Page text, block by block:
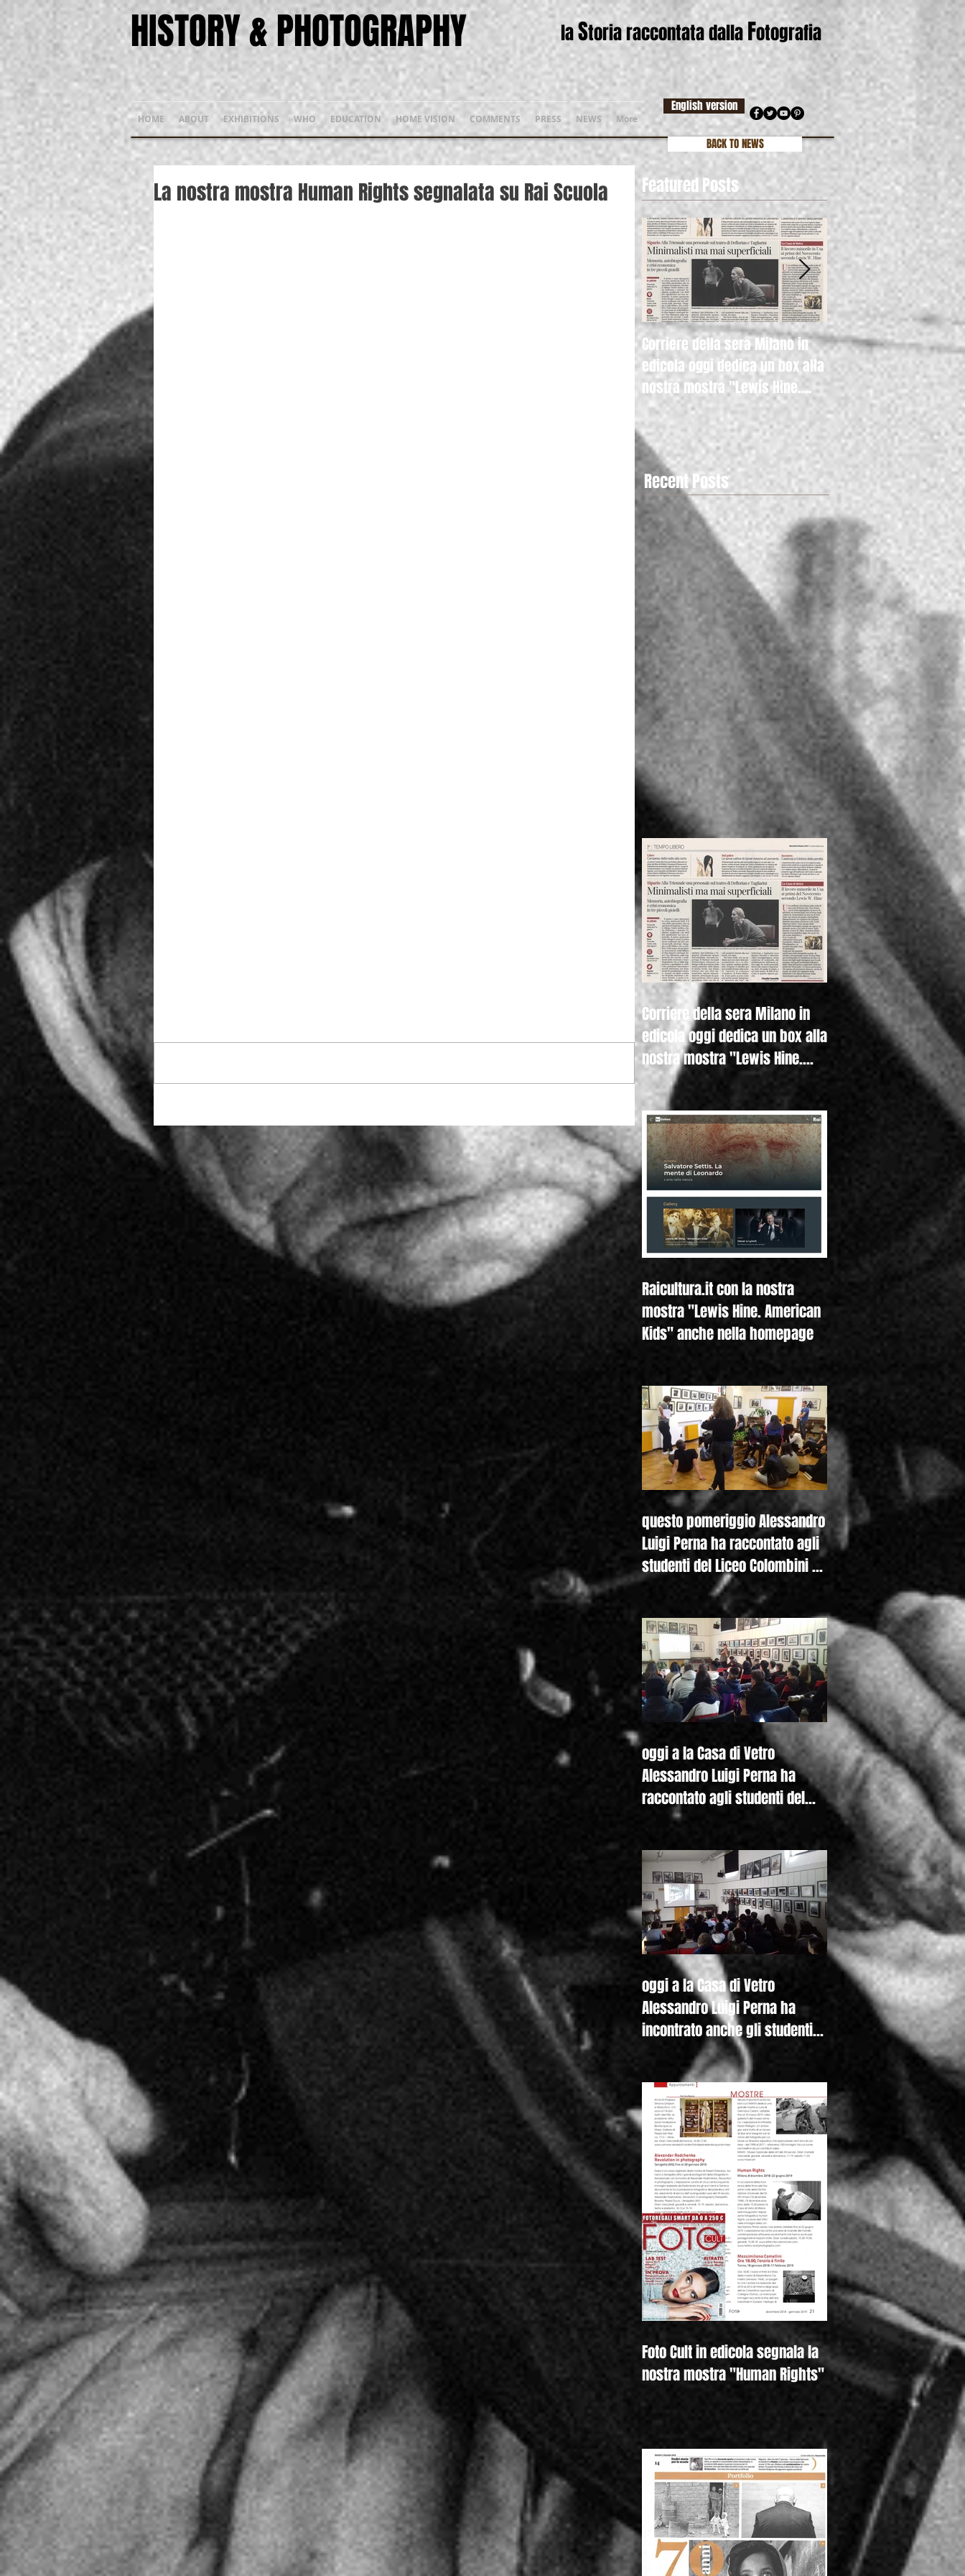
HISTORY & PHOTOGRAPHY laStoria raccontata dallaFotografia
HOME ABOUT EXHIBITIONS WHO EDUCATION HOME VISION COMMENTS PRESS NEWS More
English version
BACK TO NEWS
La nostra mostra Human Rights segnalata su Rai Scuola Featured Posts
Corriere della sera Milano in
edicola oggi dedica un box alla
nostra mostra "Lewis Hine.
Americ
Raicultura.it con la
mostra "Lewis Hine.
Kids" anche nella
Recent Posts
Corriere della sera Milano in
edicola oggi dedica un box alla
nostra mostra "Lewis Hine.
Americ
Raicultura.it con la nostra
mostra "Lewis Hine. American
Kids" anche nella homepage
questo pomeriggio Alessandro
Luigi Perna ha raccontato agli
studenti del Liceo Colombini di
Piacenza
oggi a la Casa di Vetro
Alessandro Luigi Perna ha
raccontato agli studenti del
Liceo De Nicola di Se
oggi a la Casa di Vetro
Alessandro Luigi Perna ha
incontrato anche gli studenti
della Canadian Inter
Foto Cult in edicola segnala la
nostra mostra "Human Rights"